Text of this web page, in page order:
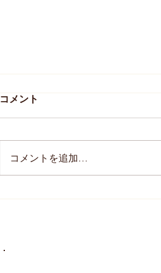
アフターブーケ新商品
コメント
コメントを追加…